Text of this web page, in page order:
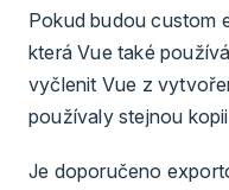
Pokud budou custom
která Vue také
vyčlenit Vue z
používaly stejnou
Je doporučeno